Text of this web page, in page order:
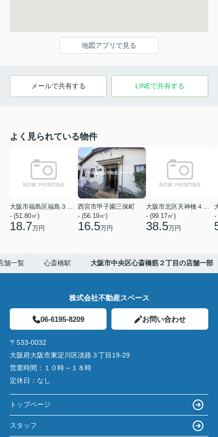
地図アプリで見る
メールで共有する LINEで共有する
よく見られている物件
- (51.80㎡)
18.7万円
西宮市甲子園三保町
- (56.19㎡)
16.5万円
- (99.17㎡)
38.5万円
-
舗一覧 心斎橋駅 大阪市中央区心斎橋筋２丁目の店舗一部
株式会社不動産スペース
06-6195-8209 お問い合わせ
〒533-0032
大阪府大阪市東淀川区淡路３丁目19-29
営業時間： １０時～１８時
定休日： なし
トップページ
スタッフ